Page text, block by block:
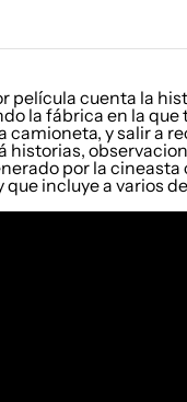
cuenta la
la fábrica en la
y salir a
por la
incluye a varios